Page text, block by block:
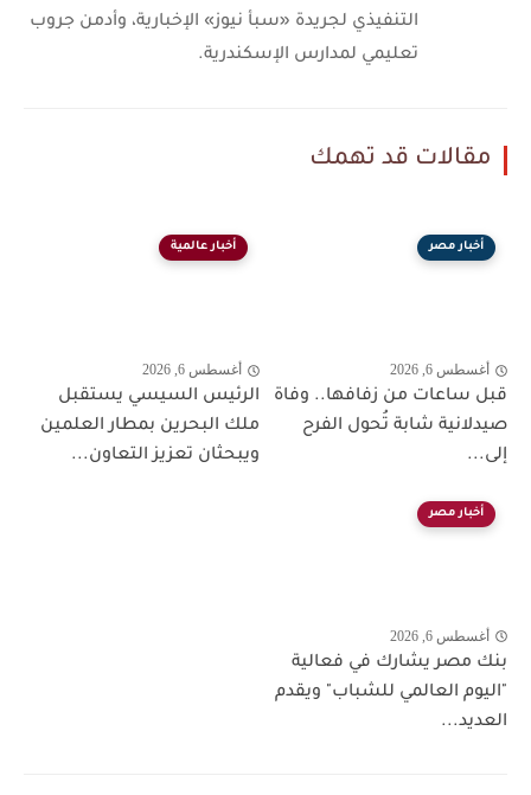
التنفيذي لجريدة «سبأ نيوز» الإخبارية، وأدمن جروب
تعليمي لمدارس الإسكندرية.
مقالات قد تهمك
أخبار مصر
أغسطس 6, 2026
قبل ساعات من زفافها.. وفاة
صيدلانية شابة تُحول الفرح
إلى...
أخبار عالمية
أغسطس 6, 2026
الرئيس السيسي يستقبل
ملك البحرين بمطار العلمين
ويبحثان تعزيز التعاون...
أخبار مصر
أغسطس 6, 2026
بنك مصر يشارك في فعالية
"اليوم العالمي للشباب" ويقدم
العديد...